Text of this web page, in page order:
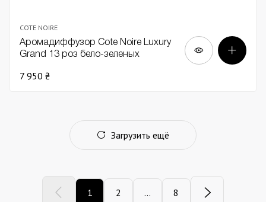
COTE NOIRE
Аромадиффузор Cote Noire Luxury
Grand 13 роз бело-зеленых
7 950 ₴
Загрузить ещё
1 2 ... 8